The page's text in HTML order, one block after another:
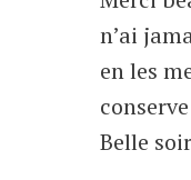
n’ai
en les
Belle